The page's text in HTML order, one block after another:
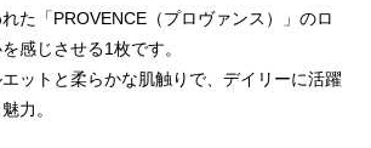
た「PROVENCE（プロヴァンス）」のロ
感じさせる1枚です。
ットと柔らかな肌触りで、デイリーに活躍
力。